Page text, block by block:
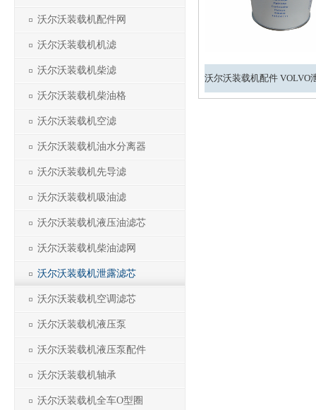
沃尔沃装载机配件网
沃尔沃装载机机滤
沃尔沃装载机柴滤
沃尔沃装载机柴油格
沃尔沃装载机空滤
沃尔沃装载机油水分离器
沃尔沃装载机先导滤
沃尔沃装载机吸油滤
沃尔沃装载机液压油滤芯
沃尔沃装载机柴油滤网
沃尔沃装载机泄露滤芯
沃尔沃装载机空调滤芯
沃尔沃装载机液压泵
沃尔沃装载机液压泵配件
沃尔沃装载机轴承
沃尔沃装载机全车O型圈